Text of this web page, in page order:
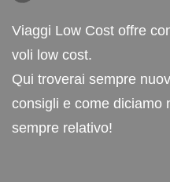
Viaggi Low Cost offre
voli low cost.
Qui troverai sempre
consigli e come diciamo
sempre relativo!